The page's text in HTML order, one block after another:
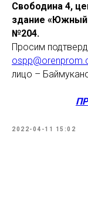
Свободина 4,
здание «Южный
№204.
Просим
лицо –
2022-04-11 15:02